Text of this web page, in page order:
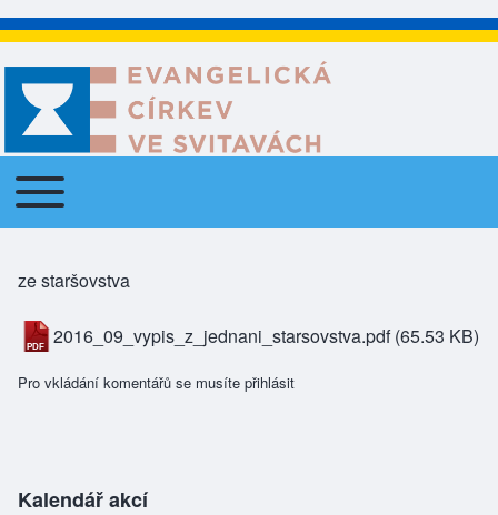
Main navigation
Toggle main menu
ze staršovstva
2016_09_vypis_z_jednani_starsovstva.pdf (65.53 KB)
Pro vkládání komentářů se musíte přihlásit
Kalendář akcí